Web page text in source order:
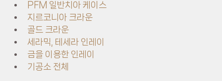
PFM 일반치아 케이스
지르코니아 크라운
골드 크라운
세라믹, 테세라 인레이
금을 이용한 인레이
기공소 전체